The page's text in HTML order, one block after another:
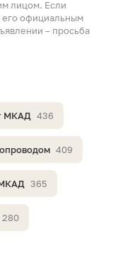
лицом. Если
его официальным
– просьба
МКАД 436
409
365
280